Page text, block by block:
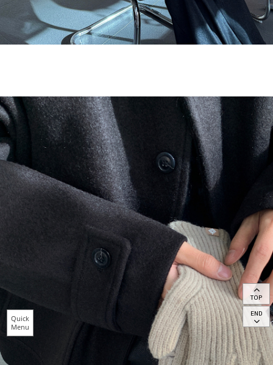
Quick
Menu
TOP
END